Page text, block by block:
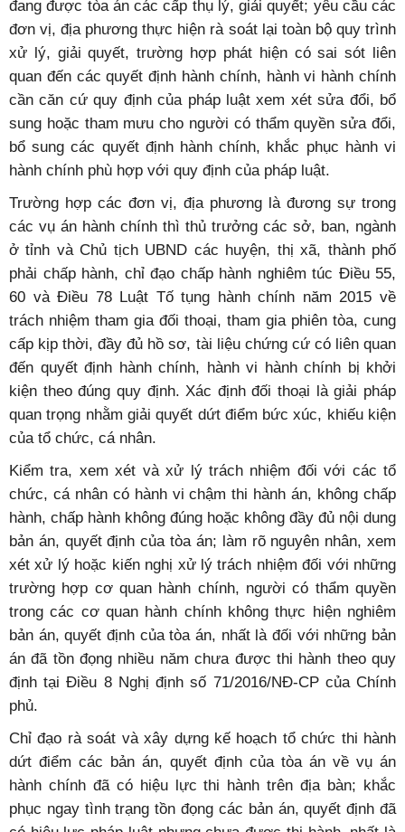
đang được tòa án các cấp thụ lý, giải quyết; yêu cầu các
đơn vị, địa phương thực hiện rà soát lại toàn bộ quy trình
xử lý, giải quyết, trường hợp phát hiện có sai sót liên
quan đến các quyết định hành chính, hành vi hành chính
cần căn cứ quy định của pháp luật xem xét sửa đổi, bổ
sung hoặc tham mưu cho người có thẩm quyền sửa đổi,
bổ sung các quyết định hành chính, khắc phục hành vi
hành chính phù hợp với quy định của pháp luật.
Trường hợp các đơn vị, địa phương là đương sự trong
các vụ án hành chính thì thủ trưởng các sở, ban, ngành
ở tỉnh và Chủ tịch UBND các huyện, thị xã, thành phố
phải chấp hành, chỉ đạo chấp hành nghiêm túc Điều 55,
60 và Điều 78 Luật Tố tụng hành chính năm 2015 về
trách nhiệm tham gia đối thoại, tham gia phiên tòa, cung
cấp kịp thời, đầy đủ hồ sơ, tài liệu chứng cứ có liên quan
đến quyết định hành chính, hành vi hành chính bị khởi
kiện theo đúng quy định. Xác định đối thoại là giải pháp
quan trọng nhằm giải quyết dứt điểm bức xúc, khiếu kiện
của tổ chức, cá nhân.
Kiểm tra, xem xét và xử lý trách nhiệm đối với các tổ
chức, cá nhân có hành vi chậm thi hành án, không chấp
hành, chấp hành không đúng hoặc không đầy đủ nội dung
bản án, quyết định của tòa án; làm rõ nguyên nhân, xem
xét xử lý hoặc kiến nghị xử lý trách nhiệm đối với những
trường hợp cơ quan hành chính, người có thẩm quyền
trong các cơ quan hành chính không thực hiện nghiêm
bản án, quyết định của tòa án, nhất là đối với những bản
án đã tồn đọng nhiều năm chưa được thi hành theo quy
định tại Điều 8 Nghị định số 71/2016/NĐ-CP của Chính
phủ.
Chỉ đạo rà soát và xây dựng kế hoạch tổ chức thi hành
dứt điểm các bản án, quyết định của tòa án về vụ án
hành chính đã có hiệu lực thi hành trên địa bàn; khắc
phục ngay tình trạng tồn đọng các bản án, quyết định đã